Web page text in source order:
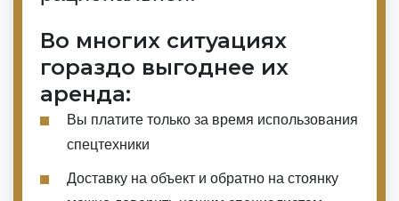
Во многих ситуациях
гораздо выгоднее их
аренда:
Вы платите только за время использования
спецтехники
Доставку на объект и обратно на стоянку